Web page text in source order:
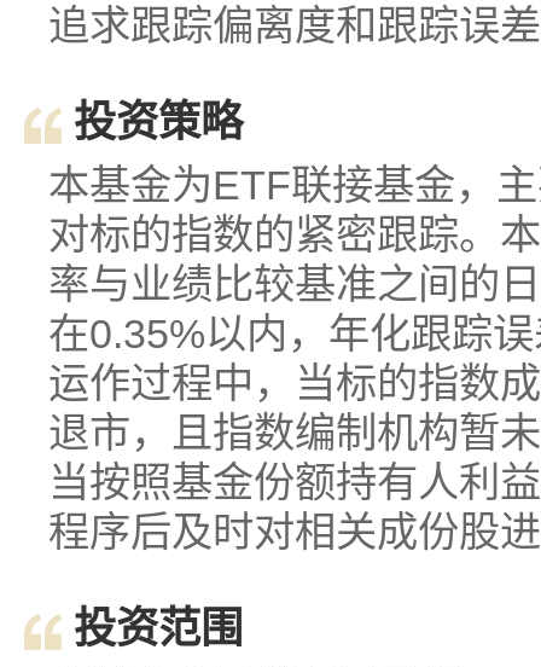
追求跟踪偏离度和跟踪误
投资策略
本基金为ETF联接基金，
对标的指数的紧密跟踪。
率与业绩比较基准之间的
在0.35%以内，年化跟踪
运作过程中，当标的指数
退市，且指数编制机构暂
当按照基金份额持有人利
程序后及时对相关成份股
投资范围